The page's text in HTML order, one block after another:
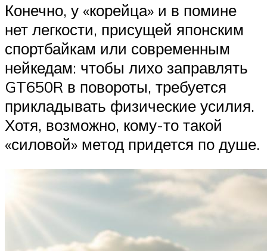
Конечно, у «корейца» и в помине
нет легкости, присущей японским
спортбайкам или современным
нейкедам: чтобы лихо заправлять
GT650R в повороты, требуется
прикладывать физические усилия.
Хотя, возможно, кому-то такой
«силовой» метод придется по душе.